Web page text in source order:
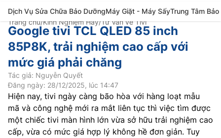
Dịch Vụ Sửa Chữa Bảo DưỡngMáy Giặt - Máy SấyTrung Tâm Bảo
Trang chủ/Kinh Nghiệm Hay/Tư Vấn về Tivi
Google tivi TCL QLED 85 inch
85P8K, trải nghiệm cao cấp với
mức giá phải chăng
Tác giả: Nguyễn Quyết
Đăng ngày: 28/12/2025, lúc 14:47
Hiện nay, tivi ngày càng bão hòa với hàng loạt mẫu
mã và công nghệ mới ra mắt liên tục thì việc tìm được
một chiếc tivi màn hình lớn vừa sở hữu trải nghiệm cao
cấp, vừa có mức giá hợp lý không hề đơn giản. Tuy